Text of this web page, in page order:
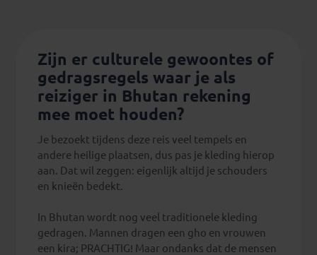
Zijn er culturele gewoontes of
gedragsregels waar je als
reiziger in Bhutan rekening
mee moet houden?
Je bezoekt tijdens deze reis veel tempels en
andere heilige plaatsen, dus pas je kleding hierop
aan. Dat wil zeggen: eigenlijk altijd je schouders
en knieën bedekt.
In Bhutan wordt nog veel traditionele kleding
gedragen. Mannen dragen een gho en vrouwen
een kira; PRACHTIG! Maar ondanks dat de mensen